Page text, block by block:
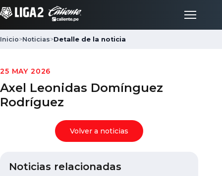
Inicio
Partidos
Inicio>Noticias>Detalle de la noticia
25 MAY 2026
Axel Leonidas Domínguez
Rodríguez
Volver a noticias
Noticias relacionadas